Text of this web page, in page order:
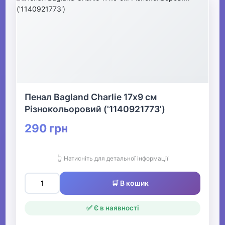
Пенал Bagland Charlie 17х9 см
Різнокольоровий ('1140921773')
290 грн
👆 Натисніть для детальної інформації
🛒 В кошик
✅ Є в наявності